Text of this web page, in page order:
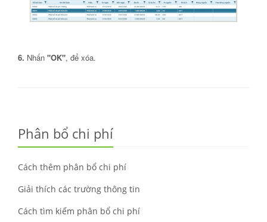
6. Nhấn "OK", để xóa.
Phân bổ chi phí
Cách thêm phân bổ chi phí
Giải thích các trường thông tin
Cách tìm kiếm phân bổ chi phí